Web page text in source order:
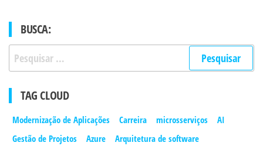
BUSCA:
Pesquisar
por:
TAG CLOUD
Modernização de Aplicações Carreira microsserviços
AI
Gestão de Projetos
Azure
Arquitetura de software